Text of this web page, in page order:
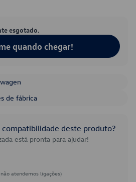
esgotado.
quando chegar!
de fábrica
compatibilidade deste produto?
está pronta para ajudar!
atendemos ligações)